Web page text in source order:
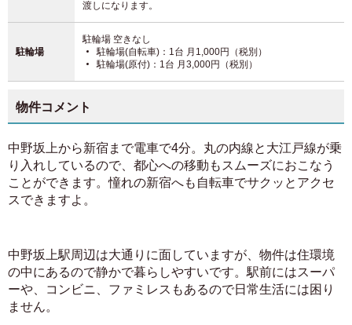
渡しになります。
駐輪場
駐輪場 空きなし
駐輪場(自転車)：1台 月1,000円（税別）
駐輪場(原付)：1台 月3,000円（税別）
物件コメント
中野坂上から新宿まで電車で4分。丸の内線と大江戸線が乗
り入れしているので、都心への移動もスムーズにおこなう
ことができます。憧れの新宿へも自転車でサクッとアクセ
スできますよ。
中野坂上駅周辺は大通りに面していますが、物件は住環境
の中にあるので静かで暮らしやすいです。駅前にはスーパ
ーや、コンビニ、ファミレスもあるので日常生活には困り
ません。